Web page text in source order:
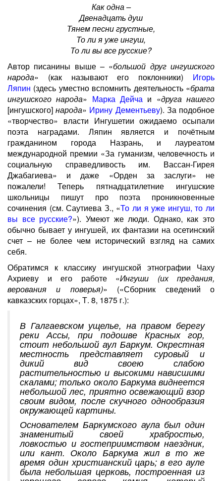
Как одна –
Двенадцать душ
Тянем песни грустные,
То ли я уже ингуш,
То ли вы все русские?
Автор писанины выше – «большой друг ингушского
народа» (как называют его поклонники) Игорь
Ляпин (здесь уместно вспомнить деятельность «брата
ингушского народа» Марка Дейча и «друга нашего
[ингушского]народа» Ирину Дементьеву). За подобное
«творчество» власти Ингушетии ожидаемо осыпали
поэта наградами. Ляпин является и почётным
гражданином города Назрань, и лауреатом
международной премии «За гуманизм, человечность и
социальную справедливость им. Вассан-Гирея
Джабагиева» и даже «Орден за заслуги» не
пожалели! Теперь пятнадцатилетние ингушские
школьницы пишут про поэта проникновенные
сочинения (см. Саутиева З., «То ли я уже ингуш, то ли
вы все русские?»). Умеют же люди. Однако, как это
обычно бывает у ингушей, их фантазии на осетинский
счет – не более чем исторический взгляд на самих
себя.
Обратимся к классику ингушской этнографии Чаху
Ахриеву и его работе «Ингуши (их предания,
верования и поверья)» («Сборник сведений о
кавказских горцах», Т. 8, 1875 г.):
В Галгаевском ущелье, на правом берегу
реки Ассы, при подошве Красных гор,
стоит небольшой аул Баркум. Окрестная
местность представляет суровый и
дикий вид своею слабою
растительностью и высокими нависшими
скалами; только около Баркума виднеется
небольшой лес, приятно освежающий взор
своим видом, после скучного однообразия
окружающей картины.
Основателем Баркумского аула был один
знаменитый своей храбростью,
ловкостью и гостеприимством наездник,
или кант. Около Баркума жил в то же
время один христианский царь; в его ауле
была небольшая церковь, построенная из